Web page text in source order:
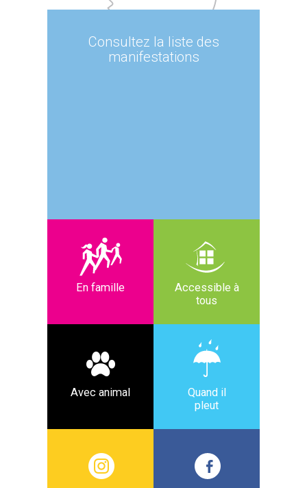
Consultez la liste des
manifestations
En famille
Accessible à
tous
Avec animal
Quand il
pleut